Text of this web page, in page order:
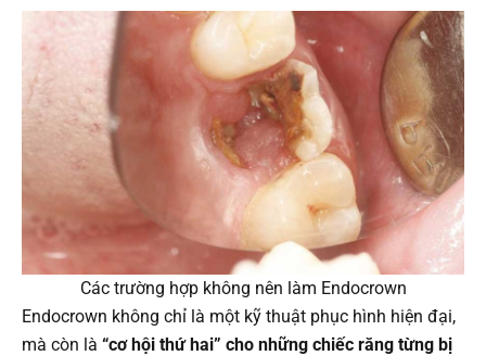
Các trường hợp không nên làm Endocrown
Endocrown không chỉ là một kỹ thuật phục hình hiện đại,
mà còn là “cơ hội thứ hai” cho những chiếc răng từng bị